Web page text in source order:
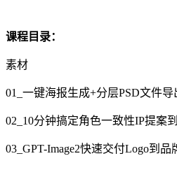
课程目录：
素材
01_一键海报生成+分层PSD文件导
02_10分钟搞定角色一致性IP提案
03_GPT-Image2快速交付Logo到